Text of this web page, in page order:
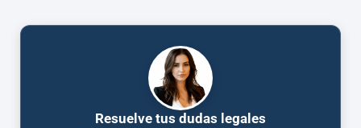
Resuelve tus dudas legales